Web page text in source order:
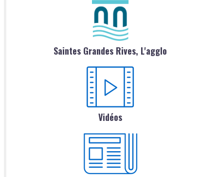
Saintes Grandes Rives, L'agglo
Vidéos